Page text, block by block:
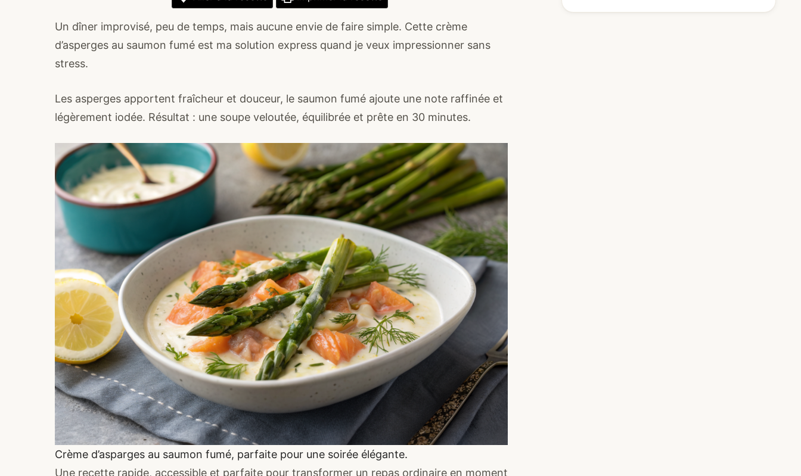
Un dîner improvisé, peu de temps, mais aucune envie de faire simple. Cette crème
d’asperges au saumon fumé est ma solution express quand je veux impressionner sans
stress.
Les asperges apportent fraîcheur et douceur, le saumon fumé ajoute une note raffinée et
légèrement iodée. Résultat : une soupe veloutée, équilibrée et prête en 30 minutes.
Crème d’asparges au saumon fumé, parfaite pour une soirée élégante.
Une recette rapide, accessible et parfaite pour transformer un repas ordinaire en moment